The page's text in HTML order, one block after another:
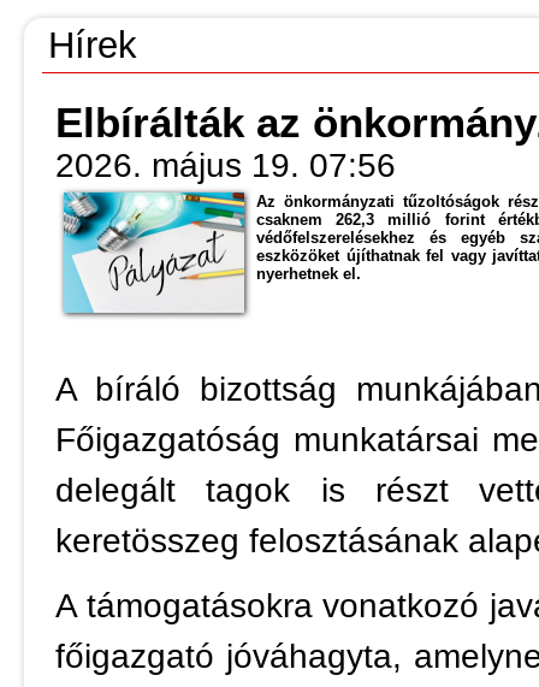
Hírek
Elbírálták az
2026. május 19. 07:56
Az önkormányzati tűzoltóságok
csaknem 262,3 millió forint
védőfelszerelésekhez és egyéb
eszközöket újíthatnak fel vagy
nyerhetnek el.
A bíráló bizottság
Főigazgatóság munkatársai
delegált tagok is részt
keretösszeg felosztásának
A támogatásokra vonatkozó
főigazgató jóváhagyta,